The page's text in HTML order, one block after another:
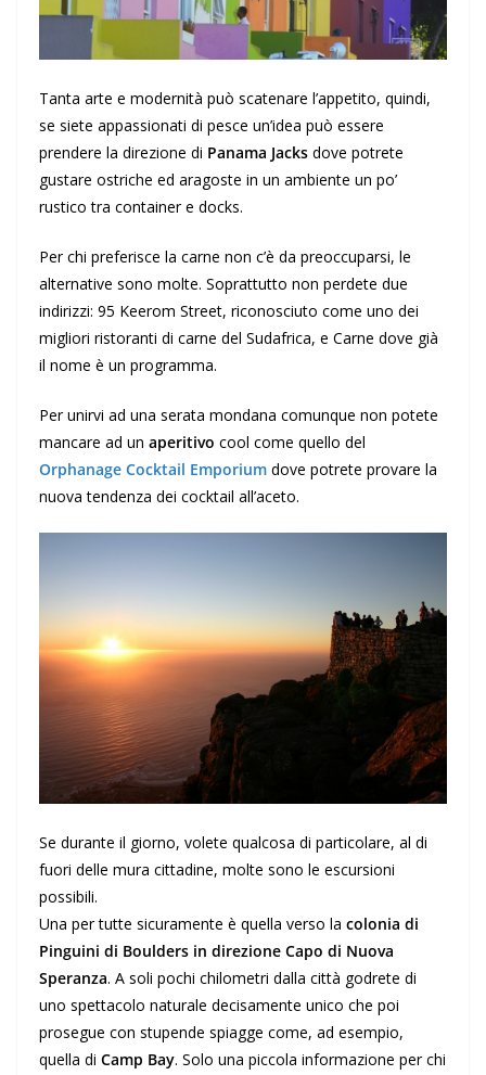
Tanta arte e modernità può scatenare l’appetito, quindi,
se siete appassionati di pesce un’idea può essere
prendere la direzione di Panama Jacks dove potrete
gustare ostriche ed aragoste in un ambiente un po’
rustico tra container e docks.
Per chi preferisce la carne non c’è da preoccuparsi, le
alternative sono molte. Soprattutto non perdete due
indirizzi: 95 Keerom Street, riconosciuto come uno dei
migliori ristoranti di carne del Sudafrica, e Carne dove già
il nome è un programma.
Per unirvi ad una serata mondana comunque non potete
mancare ad un aperitivo cool come quello del
Orphanage Cocktail Emporium dove potrete provare la
nuova tendenza dei cocktail all’aceto.
Se durante il giorno, volete qualcosa di particolare, al di
fuori delle mura cittadine, molte sono le escursioni
possibili.
Una per tutte sicuramente è quella verso la colonia di
Pinguini di Boulders in direzione Capo di Nuova
Speranza. A soli pochi chilometri dalla città godrete di
uno spettacolo naturale decisamente unico che poi
prosegue con stupende spiagge come, ad esempio,
quella di Camp Bay. Solo una piccola informazione per chi